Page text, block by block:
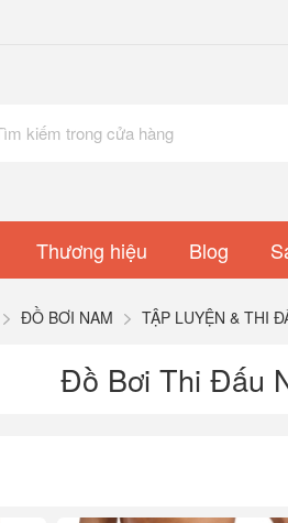
Thương hiệu Blog
ĐỒ BƠI NAM TẬP LUYỆN & THI
Đồ Bơi Thi Đấu